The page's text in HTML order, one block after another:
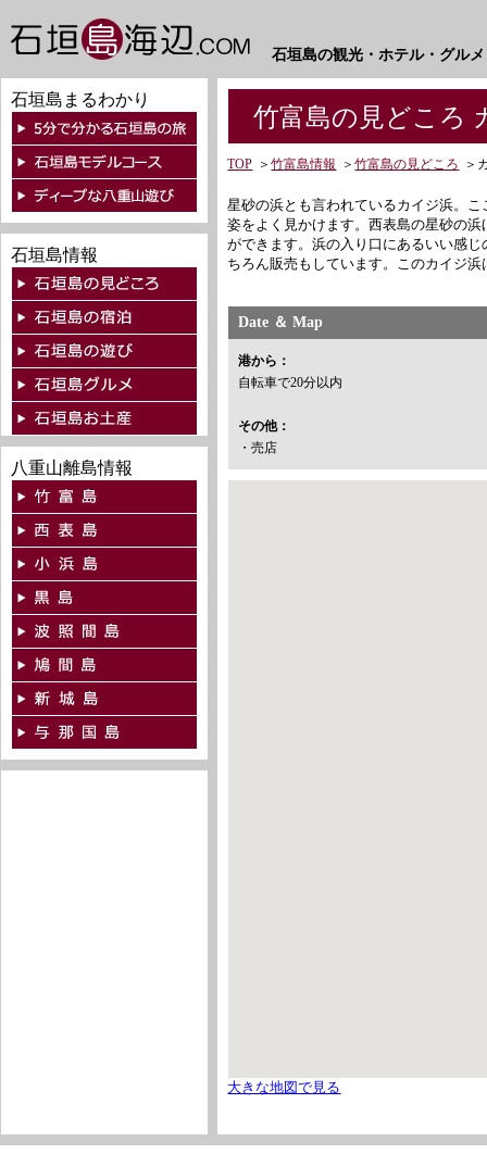
石垣島の観光・ホテル・グル
石垣島まるわかり
石垣島情報
八重山離島情報
竹富島の見どころ
TOP ＞竹富島情報 ＞竹富島の見どころ ＞
星砂の浜とも言われているカイジ浜。
姿をよく見かけます。西表島の星砂の
ができます。浜の入り口にあるいい感
ちろん販売もしています。このカイジ
Date ＆ Map
港から：
自転車で20分以内
その他：
・売店
大きな地図で見る